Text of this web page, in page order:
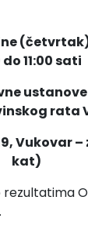
11:00 sati
rata
Vukovar –
kat)